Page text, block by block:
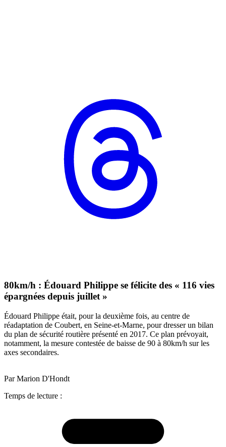
80km/h : Édouard Philippe se félicite des « 116 vies
épargnées depuis juillet »
Édouard Philippe était, pour la deuxième fois, au centre de
réadaptation de Coubert, en Seine-et-Marne, pour dresser un bilan
du plan de sécurité routière présenté en 2017. Ce plan prévoyait,
notamment, la mesure contestée de baisse de 90 à 80km/h sur les
axes secondaires.
Par Marion D'Hondt
Temps de lecture :